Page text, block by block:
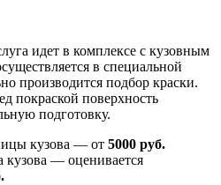
идет в комплексе с кузовным
в специальной
производится подбор краски.
покраской поверхность
подготовку.
кузова — от 5000 руб.
кузова — оценивается